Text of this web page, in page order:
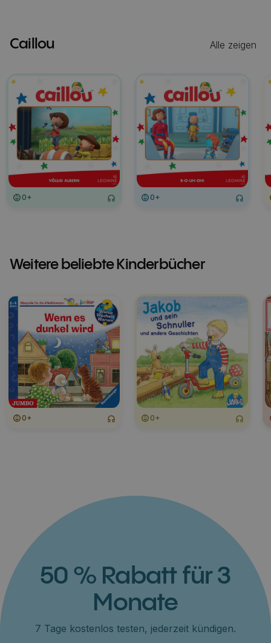
Caillou Alle zeigen
0+ 0+
Weitere beliebte Kinderbücher
0+ 0+
50 % Rabatt für 3
Monate
7 Tage kostenlos testen, jederzeit kündigen.